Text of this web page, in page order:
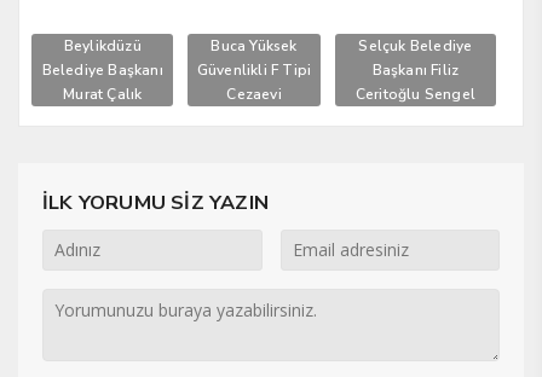
Beylikdüzü
Belediye Başkanı
Murat Çalık
Buca Yüksek
Güvenlikli F Tipi
Cezaevi
Selçuk Belediye
Başkanı Filiz
Ceritoğlu Sengel
İLK YORUMU SİZ YAZIN